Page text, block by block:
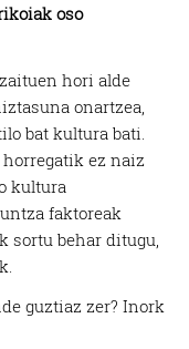
oso
hori alde
onartzea,
bat kultura bati.
ez naiz
kultura
faktoreak
sortu behar ditugu,
guztiaz zer? Inork